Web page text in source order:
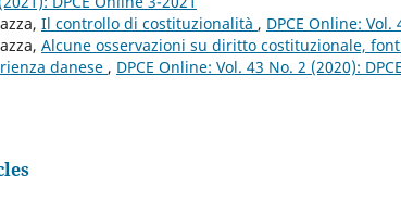
Il controllo di costituzionalità , DPCE Online: Vol.
Alcune osservazioni su diritto costituzionale,
danese , DPCE Online: Vol. 43 No. 2 (2020):